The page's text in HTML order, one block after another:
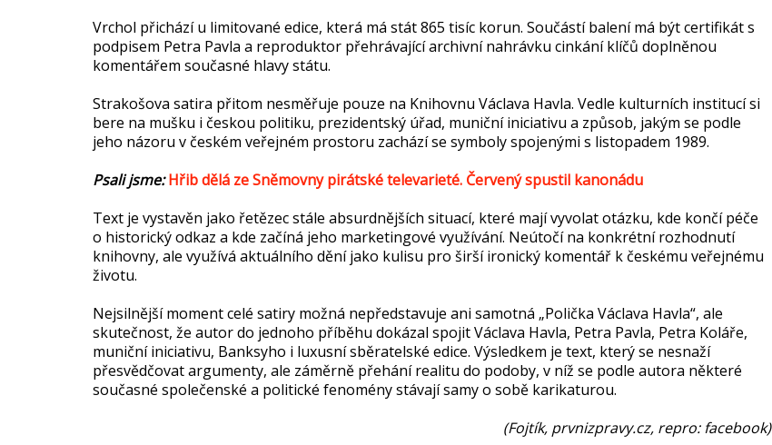
Vrchol přichází u limitované edice, která má stát 865 tisíc korun. Součástí balení má být certifikát s
podpisem Petra Pavla a reproduktor přehrávající archivní nahrávku cinkání klíčů doplněnou
komentářem současné hlavy státu.
Strakošova satira přitom nesměřuje pouze na Knihovnu Václava Havla. Vedle kulturních institucí si
bere na mušku i českou politiku, prezidentský úřad, muniční iniciativu a způsob, jakým se podle
jeho názoru v českém veřejném prostoru zachází se symboly spojenými s listopadem 1989.
Psali jsme:Hřib dělá ze Sněmovny pirátské televarieté. Červený spustil kanonádu
Text je vystavěn jako řetězec stále absurdnějších situací, které mají vyvolat otázku, kde končí péče
o historický odkaz a kde začíná jeho marketingové využívání. Neútočí na konkrétní rozhodnutí
knihovny, ale využívá aktuálního dění jako kulisu pro širší ironický komentář k českému veřejnému
životu.
Nejsilnější moment celé satiry možná nepředstavuje ani samotná „Polička Václava Havla“, ale
skutečnost, že autor do jednoho příběhu dokázal spojit Václava Havla, Petra Pavla, Petra Koláře,
muniční iniciativu, Banksyho i luxusní sběratelské edice. Výsledkem je text, který se nesnaží
přesvědčovat argumenty, ale záměrně přehání realitu do podoby, v níž se podle autora některé
současné společenské a politické fenomény stávají samy o sobě karikaturou.
(Fojtík, prvnizpravy.cz, repro: facebook)